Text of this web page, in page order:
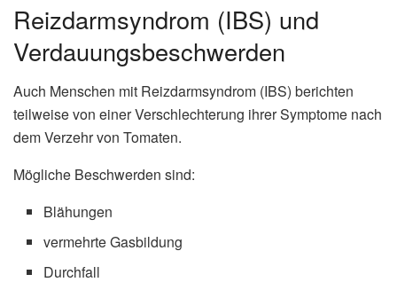
Reizdarmsyndrom (IBS) und
Verdauungsbeschwerden
Auch Menschen mit Reizdarmsyndrom (IBS) berichten
teilweise von einer Verschlechterung ihrer Symptome nach
dem Verzehr von Tomaten.
Mögliche Beschwerden sind:
Blähungen
vermehrte Gasbildung
Durchfall